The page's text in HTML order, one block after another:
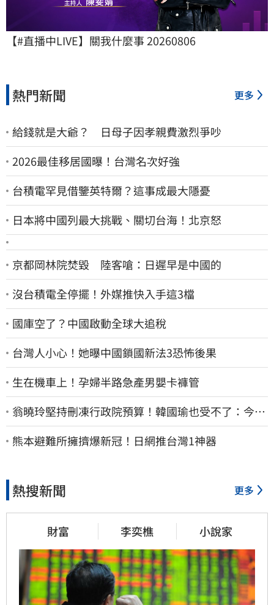
【#直播中LIVE】關我什麼事 20260806
熱門新聞 更多
給錢就是大爺？ 日母子因孝親費激烈爭吵
2026最佳移居國曝！台灣名次好強
台積電罕見借鑒英特爾？這事成最大隱憂
日本將中國列最大挑戰、關切台海！北京怒
京都岡林院焚毀 陸客嗆：日遲早是中國的
沒台積電全停擺！外媒推快入手這3檔
國庫空了？中國啟動全球大追稅
台灣人小心！她曝中國鎖國新法3恐怖後果
生在機車上！孕婦半路急產男嬰卡褲管
翁曉玲堅持刪凍行政院預算！韓國瑜也受不了：今年
剩4個月你思考一下
熊本避難所擁擠爆新冠！日網推台灣1神器
熱搜新聞 更多
財富 李奕樵 小說家